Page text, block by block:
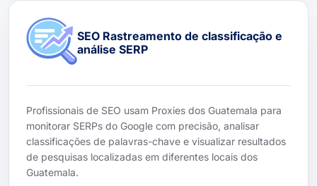
SEO Rastreamento de classificação e
análise SERP
Profissionais de SEO usam Proxies dos Guatemala para
monitorar SERPs do Google com precisão, analisar
classificações de palavras-chave e visualizar resultados
de pesquisas localizadas em diferentes locais dos
Guatemala.